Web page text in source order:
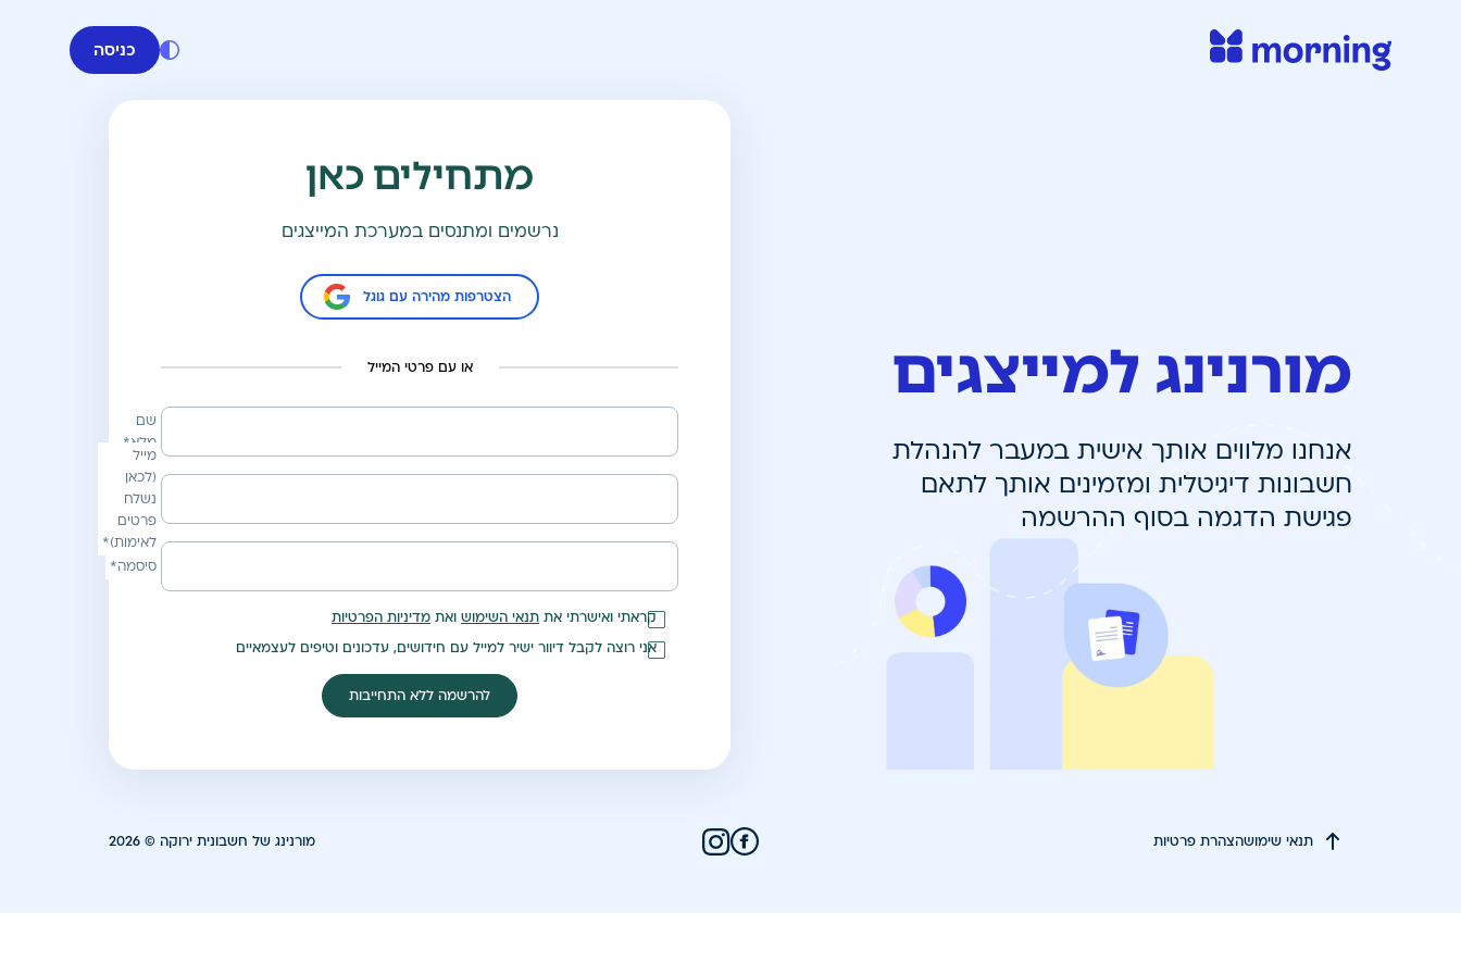
כניסה
מתחילים כאן
נרשמים ומתנסים במערכת המייצגים
הצטרפות מהירה עם גוגל
או עם פרטי המייל
שם
מלא*
מייל
(לכאן
נשלח
פרטים
לאימות)*
סיסמה*
קראתי ואישרתי את תנאי השימוש ואת מדיניות הפרטיות
אני רוצה לקבל דיוור ישיר למייל עם חידושים, עדכונים וטיפים לעצמאיים
להרשמה ללא התחייבות
מורנינג למייצגים
אנחנו מלווים אותך אישית במעבר להנהלת
חשבונות דיגיטלית ומזמינים אותך לתאם
פגישת הדגמה בסוף ההרשמה
תנאי שימושהצהרת פרטיות מורנינג של חשבונית ירוקה © 2026